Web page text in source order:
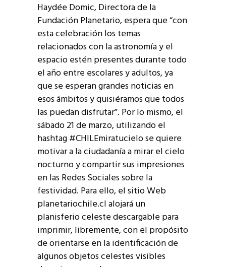
Haydée Domic, Directora de la
Fundación Planetario, espera que “con
esta celebración los temas
relacionados con la astronomía y el
espacio estén presentes durante todo
el año entre escolares y adultos, ya
que se esperan grandes noticias en
esos ámbitos y quisiéramos que todos
las puedan disfrutar”. Por lo mismo, el
sábado 21 de marzo, utilizando el
hashtag #CHILEmiratucielo se quiere
motivar a la ciudadanía a mirar el cielo
nocturno y compartir sus impresiones
en las Redes Sociales sobre la
festividad. Para ello, el sitio Web
planetariochile.cl alojará un
planisferio celeste descargable para
imprimir, libremente, con el propósito
de orientarse en la identificación de
algunos objetos celestes visibles